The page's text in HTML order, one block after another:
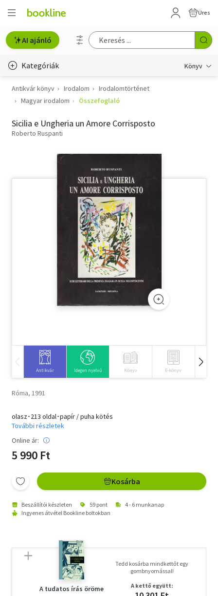
Üres
AI ajánló
Kategóriák Könyv
Életmód, egészség
Gyermek- és ifjúsági
Hobbi, szabadidő
Tankönyv, segédkönyv
Társadalomtudomány
Antikvár könyv Irodalom
Irodalomtörténet
Magyar irodalom
Összefoglaló
Sicilia e Ungheria un Amore Corrisposto
Roberto Ruspanti
Antikvár Idegen nyelvű Könyv E-könyv
Róma, 1991
olasz･213 oldal･papír / puha kötés
További részletek
Online ár:
5 990 Ft
Kosárba
Beszállítói készleten 59 pont
4 - 6 munkanap
Ingyenes átvétel Bookline boltokban
A tudatos írás öröme
Tedd kosárba mindkettőt egy
gombnyomással!
A kettő együtt: